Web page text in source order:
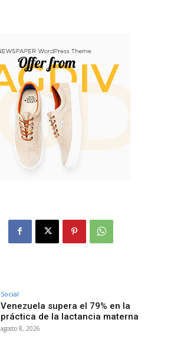
Social
Venezuela supera el 79% en la
práctica de la lactancia materna
agosto 8, 2026